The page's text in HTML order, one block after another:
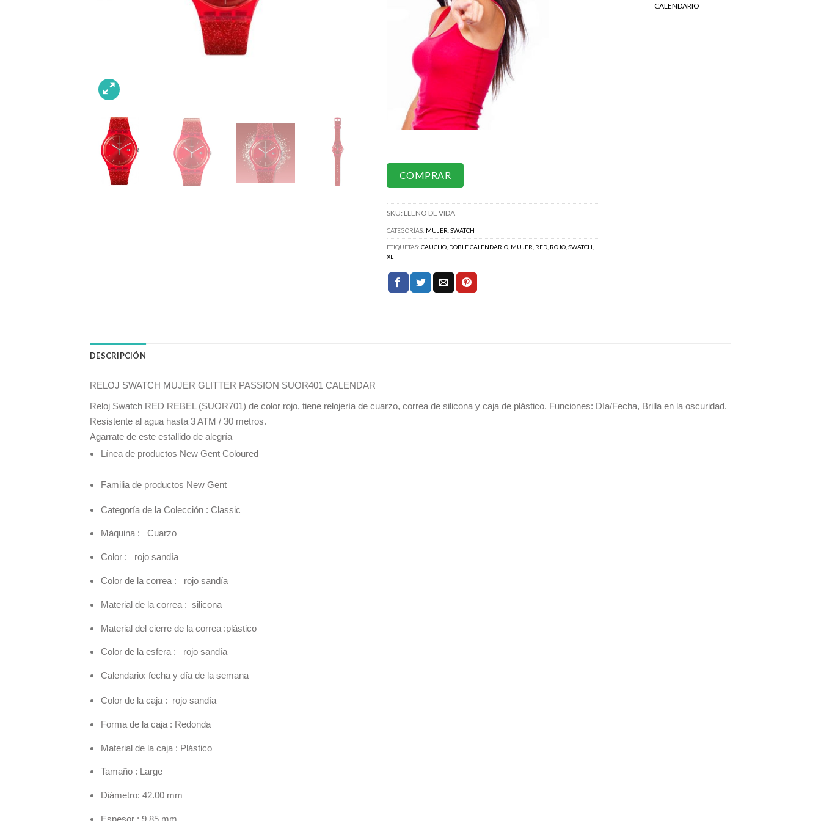
COMPRAR
SKU: LLENO DE VIDA
CATEGORÍAS: MUJER SWATCH
ETIQUETAS: CAUCHO DOBLE CALENDARIO MUJER RED ROJO SWATCH
XL
CALENDARIO
DESCRIPCIÓN
RELOJ SWATCH MUJER GLITTER PASSION SUOR401 CALENDAR
Reloj Swatch RED REBEL (SUOR701) de color rojo, tiene relojería de cuarzo, correa de silicona y caja de plástico. Funciones: Día/Fecha, Brilla en la oscuridad.
Resistente al agua hasta 3 ATM / 30 metros.
Agarrate de este estallido de alegría
Línea de productos New Gent Coloured
Familia de productos New Gent
Categoría de la Colección : Classic
Máquina : Cuarzo
Color : rojo sandía
Color de la correa : rojo sandía
Material de la correa : silicona
Material del cierre de la correa :plástico
Color de la esfera : rojo sandía
Calendario: fecha y día de la semana
Color de la caja : rojo sandía
Forma de la caja : Redonda
Material de la caja : Plástico
Tamaño : Large
Diámetro: 42.00 mm
Espesor : 9.85 mm